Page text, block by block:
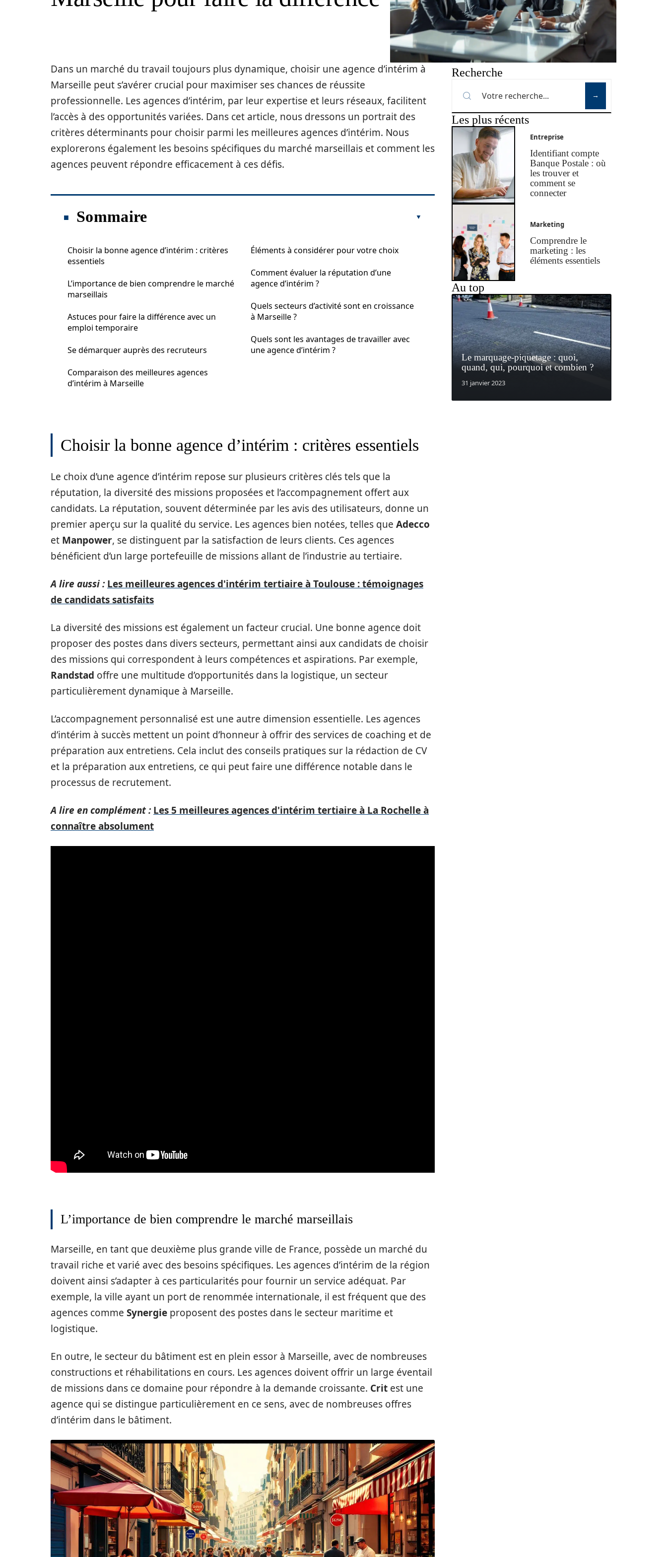
Dans un marché du travail toujours plus dynamique, choisir une agence d’intérim à
Marseille peut s’avérer crucial pour maximiser ses chances de réussite
professionnelle. Les agences d’intérim, par leur expertise et leurs réseaux, facilitent
l’accès à des opportunités variées. Dans cet article, nous dressons un portrait des
critères déterminants pour choisir parmi les meilleures agences d’intérim. Nous
explorerons également les besoins spécifiques du marché marseillais et comment les
agences peuvent répondre efficacement à ces défis.
Sommaire
Choisir la bonne agence d’intérim : critères
essentiels
L’importance de bien comprendre le marché
marseillais
Astuces pour faire la différence avec un
emploi temporaire
Se démarquer auprès des recruteurs
Comparaison des meilleures agences
d’intérim à Marseille
Éléments à considérer pour votre choix
Comment évaluer la réputation d’une
agence d’intérim ?
Quels secteurs d’activité sont en croissance
à Marseille ?
Quels sont les avantages de travailler avec
une agence d’intérim ?
Choisir la bonne agence d’intérim : critères essentiels
Le choix d’une agence d’intérim repose sur plusieurs critères clés tels que la
réputation, la diversité des missions proposées et l’accompagnement offert aux
candidats. La réputation, souvent déterminée par les avis des utilisateurs, donne un
premier aperçu sur la qualité du service. Les agences bien notées, telles que Adecco
et Manpower, se distinguent par la satisfaction de leurs clients. Ces agences
bénéficient d’un large portefeuille de missions allant de l’industrie au tertiaire.
A lire aussi : Les meilleures agences d'intérim tertiaire à Toulouse : témoignages
de candidats satisfaits
La diversité des missions est également un facteur crucial. Une bonne agence doit
proposer des postes dans divers secteurs, permettant ainsi aux candidats de choisir
des missions qui correspondent à leurs compétences et aspirations. Par exemple,
Randstad offre une multitude d’opportunités dans la logistique, un secteur
particulièrement dynamique à Marseille.
L’accompagnement personnalisé est une autre dimension essentielle. Les agences
d’intérim à succès mettent un point d’honneur à offrir des services de coaching et de
préparation aux entretiens. Cela inclut des conseils pratiques sur la rédaction de CV
et la préparation aux entretiens, ce qui peut faire une différence notable dans le
processus de recrutement.
A lire en complément : Les 5 meilleures agences d'intérim tertiaire à La Rochelle à
connaître absolument
L’importance de bien comprendre le marché marseillais
Marseille, en tant que deuxième plus grande ville de France, possède un marché du
travail riche et varié avec des besoins spécifiques. Les agences d’intérim de la région
doivent ainsi s’adapter à ces particularités pour fournir un service adéquat. Par
exemple, la ville ayant un port de renommée internationale, il est fréquent que des
agences comme Synergie proposent des postes dans le secteur maritime et
logistique.
En outre, le secteur du bâtiment est en plein essor à Marseille, avec de nombreuses
constructions et réhabilitations en cours. Les agences doivent offrir un large éventail
de missions dans ce domaine pour répondre à la demande croissante. Crit est une
agence qui se distingue particulièrement en ce sens, avec de nombreuses offres
d’intérim dans le bâtiment.
Recherche
Les plus récents
Entreprise
Identifiant compte
Banque Postale : où
les trouver et
comment se
connecter
Marketing
Comprendre le
marketing : les
éléments essentiels
Au top
Le marquage-piquetage : quoi,
quand, qui, pourquoi et combien ?
31 janvier 2023